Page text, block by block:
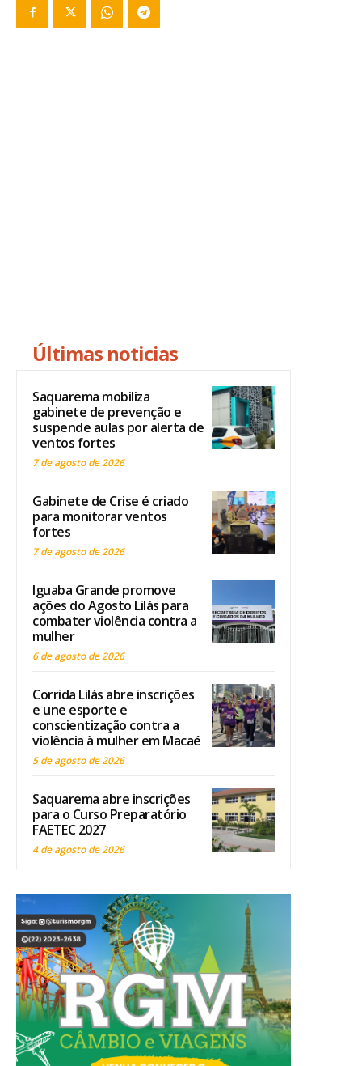
Últimas noticias
Saquarema mobiliza
gabinete de prevenção e
suspende aulas por alerta de
ventos fortes
7 de agosto de 2026
Gabinete de Crise é criado
para monitorar ventos
fortes
7 de agosto de 2026
Iguaba Grande promove
ações do Agosto Lilás para
combater violência contra a
mulher
6 de agosto de 2026
Corrida Lilás abre inscrições
e une esporte e
conscientização contra a
violência à mulher em Macaé
5 de agosto de 2026
Saquarema abre inscrições
para o Curso Preparatório
FAETEC 2027
4 de agosto de 2026